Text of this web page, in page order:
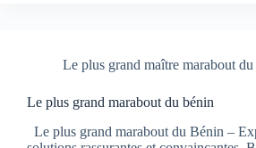
Le plus grand maître marabout
Le plus grand marabout du bénin
Le plus grand marabout du Bénin –